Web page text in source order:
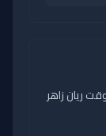
ريان زاهر